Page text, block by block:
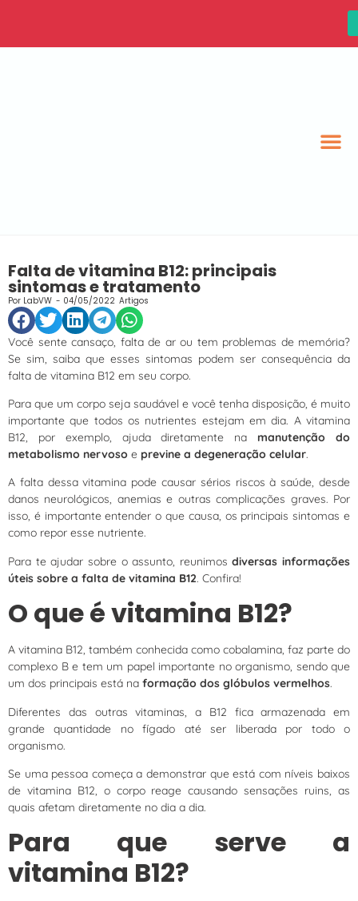
Falta de vitamina B12: principais
sintomas e tratamento
Por LabVW - 04/05/2022 Artigos
Você sente cansaço, falta de ar ou tem problemas de memória?
Se sim, saiba que esses sintomas podem ser consequência da
falta de vitamina B12 em seu corpo.
Para que um corpo seja saudável e você tenha disposição, é muito
importante que todos os nutrientes estejam em dia. A vitamina
B12, por exemplo, ajuda diretamente na manutenção do
metabolismo nervoso e previne a degeneração celular.
A falta dessa vitamina pode causar sérios riscos à saúde, desde
danos neurológicos, anemias e outras complicações graves. Por
isso, é importante entender o que causa, os principais sintomas e
como repor esse nutriente.
Para te ajudar sobre o assunto, reunimosdiversas informações
úteis sobre a falta de vitamina B12. Confira!
O que é vitamina B12?
A vitamina B12, também conhecida como cobalamina, faz parte do
complexo B e tem um papel importante no organismo, sendo que
um dos principais está na formação dos glóbulos vermelhos.
Diferentes das outras vitaminas, a B12 fica armazenada em
grande quantidade no fígado até ser liberada por todo o
organismo.
Se uma pessoa começa a demonstrar que está com níveis baixos
de vitamina B12, o corpo reage causando sensações ruins, as
quais afetam diretamente no dia a dia.
Para que serve a
vitamina B12?